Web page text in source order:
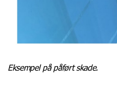
Eksempel på påført skade.